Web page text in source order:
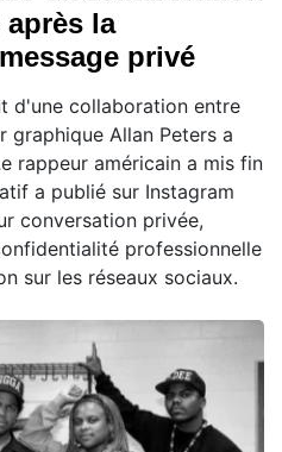
après la
privé
d'une collaboration entre
graphique Allan Peters a
rappeur américain a mis fin
a publié sur Instagram
conversation privée,
professionnelle
sur les réseaux sociaux.